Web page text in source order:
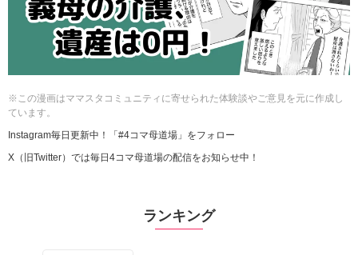
※この漫画はママスタコミュニティに寄せられた体験談やご意見を元に作成し
ています。
Instagram毎日更新中！「#4コマ母道場」をフォロー
X（旧Twitter）では毎日4コマ母道場の配信をお知らせ中！
ランキング